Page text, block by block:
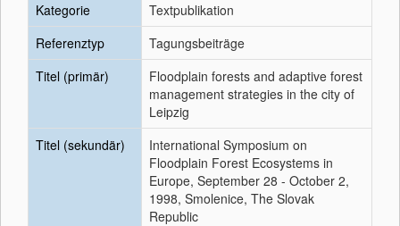
Kategorie
Textpublikation
Referenztyp
Tagungsbeiträge
Titel (primär)
Floodplain forests and adaptive forest
management strategies in the city of
Leipzig
Titel (sekundär)
International Symposium on
Floodplain Forest Ecosystems in
Europe, September 28 - October 2,
1998, Smolenice, The Slovak
Republic